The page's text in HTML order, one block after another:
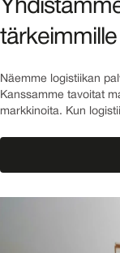
Näemme logistiikan
Kanssamme tavoitat
markkinoita. Kun